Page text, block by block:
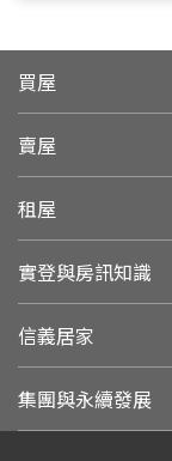
買屋
賣屋
租屋
實登與房訊知識
信義居家
集團與永續發展